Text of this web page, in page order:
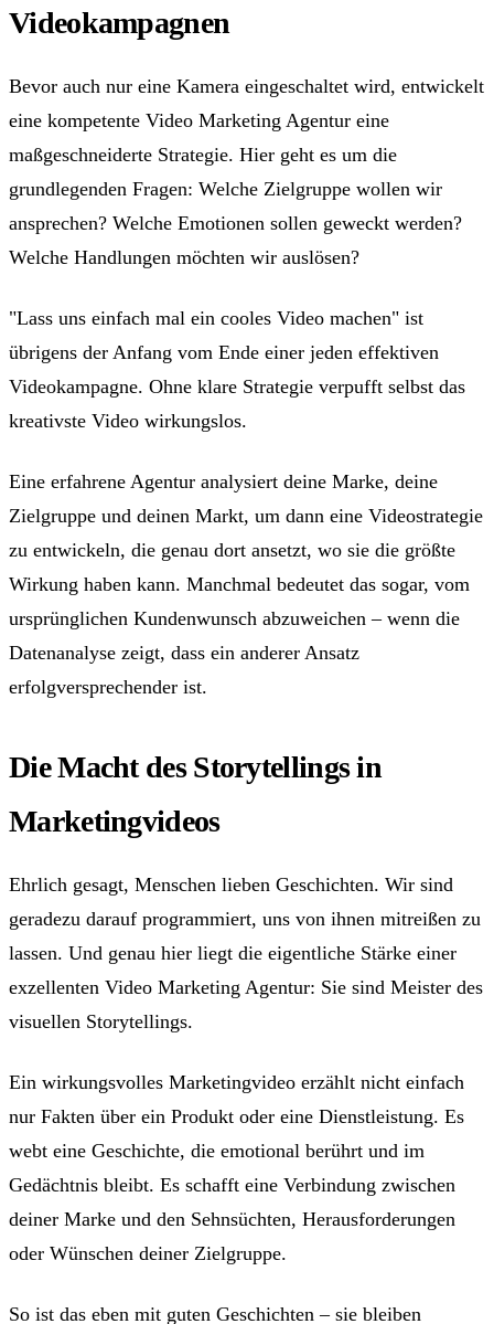
Videokampagnen
Bevor auch nur eine Kamera eingeschaltet wird, entwickelt
eine kompetente Video Marketing Agentur eine
maßgeschneiderte Strategie. Hier geht es um die
grundlegenden Fragen: Welche Zielgruppe wollen wir
ansprechen? Welche Emotionen sollen geweckt werden?
Welche Handlungen möchten wir auslösen?
"Lass uns einfach mal ein cooles Video machen" ist
übrigens der Anfang vom Ende einer jeden effektiven
Videokampagne. Ohne klare Strategie verpufft selbst das
kreativste Video wirkungslos.
Eine erfahrene Agentur analysiert deine Marke, deine
Zielgruppe und deinen Markt, um dann eine Videostrategie
zu entwickeln, die genau dort ansetzt, wo sie die größte
Wirkung haben kann. Manchmal bedeutet das sogar, vom
ursprünglichen Kundenwunsch abzuweichen – wenn die
Datenanalyse zeigt, dass ein anderer Ansatz
erfolgversprechender ist.
Die Macht des Storytellings in
Marketingvideos
Ehrlich gesagt, Menschen lieben Geschichten. Wir sind
geradezu darauf programmiert, uns von ihnen mitreißen zu
lassen. Und genau hier liegt die eigentliche Stärke einer
exzellenten Video Marketing Agentur: Sie sind Meister des
visuellen Storytellings.
Ein wirkungsvolles Marketingvideo erzählt nicht einfach
nur Fakten über ein Produkt oder eine Dienstleistung. Es
webt eine Geschichte, die emotional berührt und im
Gedächtnis bleibt. Es schafft eine Verbindung zwischen
deiner Marke und den Sehnsüchten, Herausforderungen
oder Wünschen deiner Zielgruppe.
So ist das eben mit guten Geschichten – sie bleiben